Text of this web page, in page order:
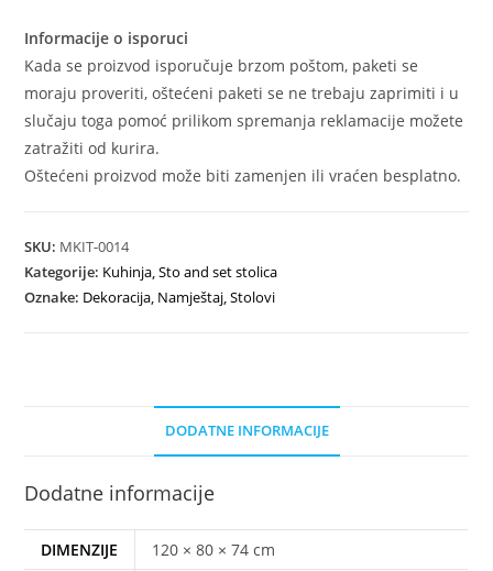
Informacije o isporuci
Kada se proizvod isporučuje brzom poštom, paketi se
moraju proveriti, oštećeni paketi se ne trebaju zaprimiti i u
slučaju toga pomoć prilikom spremanja reklamacije možete
zatražiti od kurira.
Oštećeni proizvod može biti zamenjen ili vraćen besplatno.
SKU: MKIT-0014
Kategorije: Kuhinja ,Sto and set stolica
Oznake: Dekoracija Namještaj ,Stolovi
DODATNE INFORMACIJE
Dodatne informacije
DIMENZIJE 120 × 80 × 74 cm